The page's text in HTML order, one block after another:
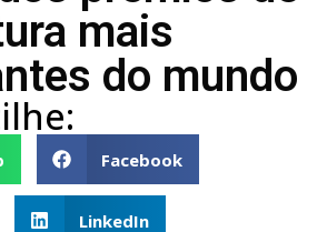
mais
do mundo
Facebook
LinkedIn